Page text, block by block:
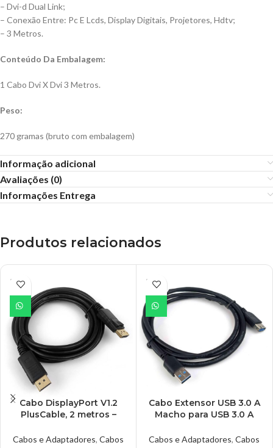
– Dvi-d Dual Link;
– Conexão Entre: Pc E Lcds, Display Digitais, Projetores, Hdtv;
– 3 Metros.
Conteúdo Da Embalagem:
1 Cabo Dvi X Dvi 3 Metros.
Peso:
270 gramas (bruto com embalagem)
Informação adicional
Avaliações (0)
Informações Entrega
Produtos relacionados
ESGO
TADO
Cabo DisplayPort V1.2
PlusCable, 2 metros –
Cabos e Adaptadores, Cabos
ESGO
TADO
Cabo Extensor USB 3.0 A
Macho para USB 3.0 A
Metros – USBAF3030
Cabos e Adaptadores, Cabos